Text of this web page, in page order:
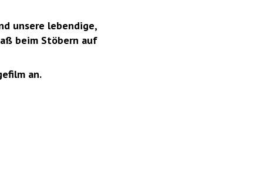
unsere lebendige,
beim Stöbern auf
an.